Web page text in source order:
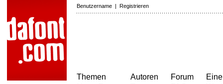
Benutzername | Registrieren
Themen
Autoren
Forum